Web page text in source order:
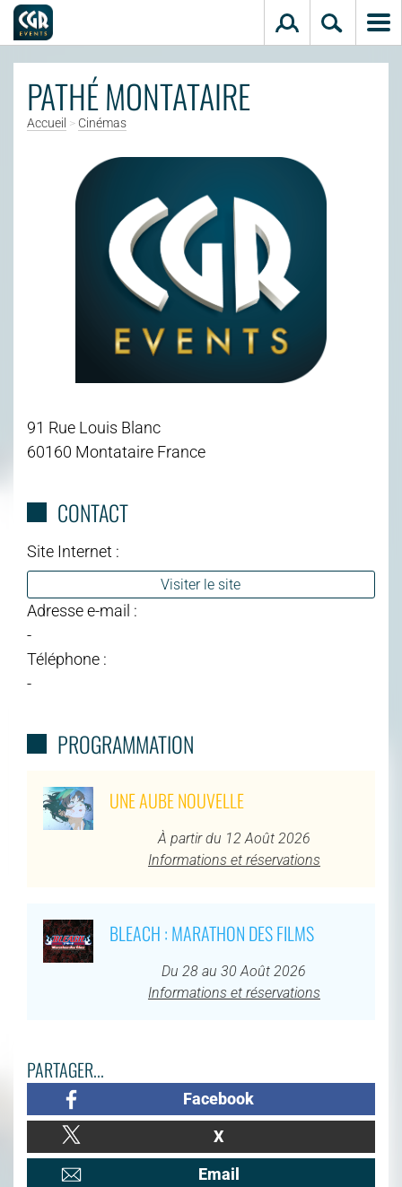
Aller au contenu principal
PATHÉ MONTATAIRE
Accueil > Cinémas
91 Rue Louis Blanc
60160 Montataire France
CONTACT
Site Internet :
Visiter le site
Adresse e-mail :
-
Téléphone :
-
PROGRAMMATION
UNE AUBE NOUVELLE
À partir du 12 Août 2026
Informations et réservations
BLEACH : MARATHON DES FILMS
Du 28 au 30 Août 2026
Informations et réservations
PARTAGER...
Facebook
X
Email